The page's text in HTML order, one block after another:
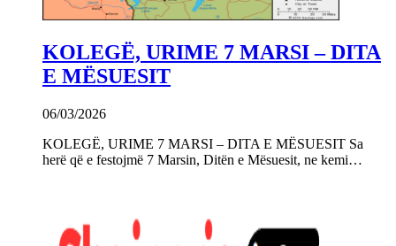
KOLEGË, URIME 7 MARSI – DITA
E MËSUESIT
06/03/2026
KOLEGË, URIME 7 MARSI – DITA E MËSUESIT Sa
herë që e festojmë 7 Marsin, Ditën e Mësuesit, ne kemi…